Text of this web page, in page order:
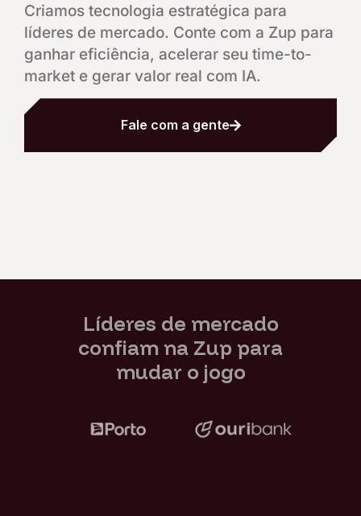
Criamos tecnologia estratégica para
líderes de mercado. Conte com a Zup para
ganhar eficiência, acelerar seu time-to-
market e gerar valor real com IA.
Fale com a gente
Líderes de mercado
confiam na Zup para
mudar o jogo